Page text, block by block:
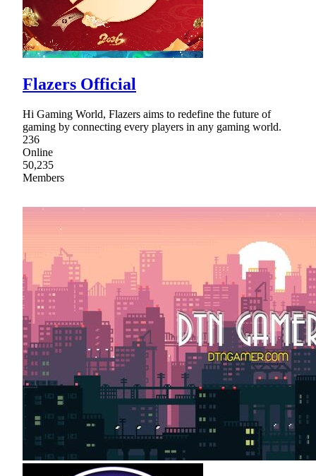
Flazers Official
Hi Gaming World, Flazers aims to redefine the future of
gaming by connecting every players in any gaming world.
236
Online
50,235
Members